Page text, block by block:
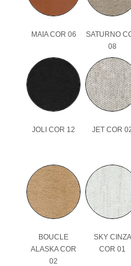
MAIA COR 06
SATURNO
08
JOLI COR 12 JET COR
BOUCLE
ALASKA COR
02
SKY CINZA
COR 01